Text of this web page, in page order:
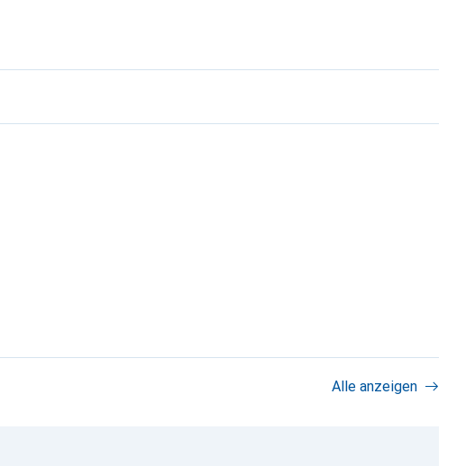
Alle anzeigen